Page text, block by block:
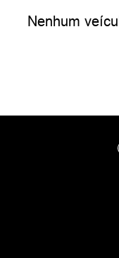
Nenhum